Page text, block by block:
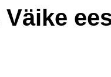
Väike